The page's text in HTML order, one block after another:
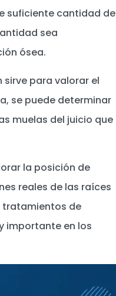
suficiente cantidad de
sea
ósea.
sirve para valorar el
se puede determinar
muelas del juicio que
la posición de
reales de las raíces
tratamientos de
importante en los